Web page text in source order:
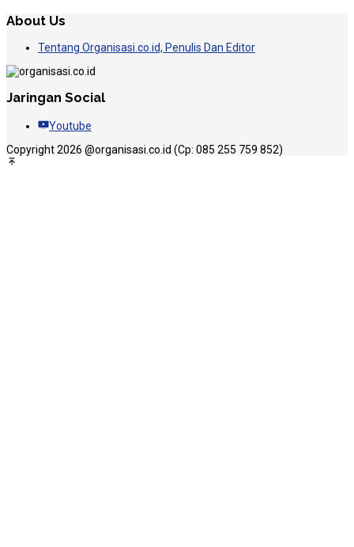
About Us
Tentang Organisasi.co.id, Penulis Dan Editor
Jaringan Social
Youtube
Copyright 2026 @organisasi.co.id (Cp: 085 255 759 852)